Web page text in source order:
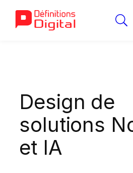
Design de
solutions
et IA